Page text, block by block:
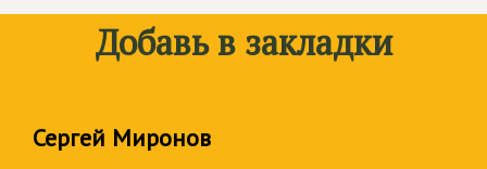
Добавь в закладки
Сергей Миронов